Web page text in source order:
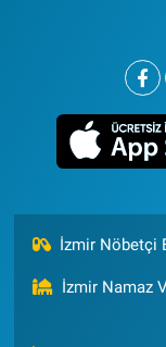
İzmir Nöbetçi
İzmir Namaz